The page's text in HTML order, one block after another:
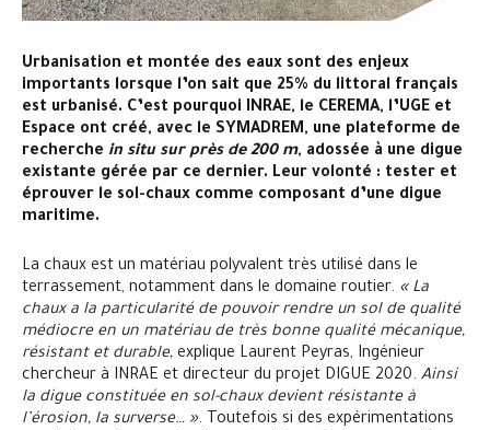
Urbanisation et montée des eaux sont des enjeux
importants lorsque l’on sait que 25% du littoral français
est urbanisé. C’est pourquoi INRAE, le CEREMA, l’UGE et
Espace ont créé, avec le SYMADREM, une plateforme de
recherche in situ sur près de 200 m, adossée à une digue
existante gérée par ce dernier. Leur volonté : tester et
éprouver le sol-chaux comme composant d’une digue
maritime.
La chaux est un matériau polyvalent très utilisé dans le
terrassement, notamment dans le domaine routier. « La
chaux a la particularité de pouvoir rendre un sol de qualité
médiocre en un matériau de très bonne qualité mécanique,
résistant et durable, explique Laurent Peyras, Ingénieur
chercheur à INRAE et directeur du projet DIGUE 2020. Ainsi
la digue constituée en sol-chaux devient résistante à
l’érosion, la surverse… ». Toutefois si des expérimentations